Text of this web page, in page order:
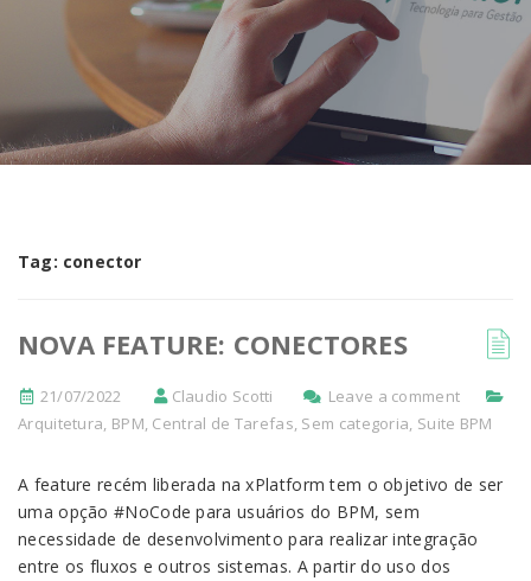
Tag: conector
NOVA FEATURE: CONECTORES
21/07/2022 Claudio Scotti
Leave a comment
Arquitetura, BPM, Central de Tarefas, Sem categoria, Suite BPM
A feature recém liberada na xPlatform tem o objetivo de ser
uma opção #NoCode para usuários do BPM, sem
necessidade de desenvolvimento para realizar integração
entre os fluxos e outros sistemas. A partir do uso dos